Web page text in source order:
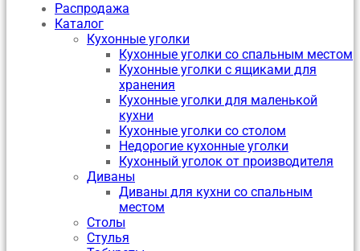
Распродажа
Каталог
Кухонные уголки
Кухонные уголки со спальным местом
Кухонные уголки с ящиками для
хранения
Кухонные уголки для маленькой
кухни
Кухонные уголки со столом
Недорогие кухонные уголки
Кухонный уголок от производителя
Диваны
Диваны для кухни со спальным
местом
Столы
Стулья